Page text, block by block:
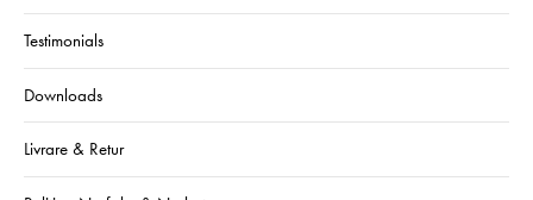
Testimonials
Downloads
Livrare & Retur